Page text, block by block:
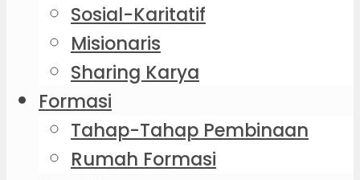
Sosial-Karitatif
Misionaris
Sharing Karya
Formasi
Tahap-Tahap Pembinaan
Rumah Formasi